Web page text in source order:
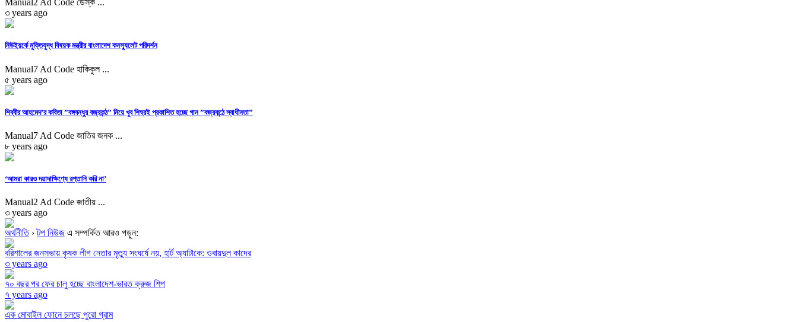
Manual2 Ad Code ডেস্ক ...
৩ years ago
নিউইয়র্কে মুক্তিযুদ্ধ বিষয়ক মন্ত্রীর বাংলাদেশ কনস্যুলেট পরিদর্শন
Manual7 Ad Code হাকিকুল ...
৫ years ago
শিব্বীর আহমেদ’র কবিতা ”বঙ্গবন্ধুর বজ্রকন্ঠ” নিয়ে খুব শিঘ্রই প্রকাশিত হচ্ছে গান ”বজ্রকন্ঠে স্বাধীনতা”
Manual7 Ad Code জাতির জনক ...
৮ years ago
‘আমরা কারও দয়াদাক্ষিণ্যে রপ্তানি করি না’
Manual2 Ad Code জাতীয় ...
৩ years ago
অর্থনীতি›টপ নিউজ এ সম্পর্কিত আরও পড়ুন:
বরিশালের জনসভায় কৃষক লীগ নেতার মৃত্যু সংঘর্ষে নয়, হার্ট অ্যাটাকে: ওবায়দুল কাদের
৩ years ago
৭০ বছর পর ফের চালু হচ্ছে বাংলাদেশ-ভারত ক্রুজ শিপ
৭ years ago
এক মোবাইল ফোনে চলছে পুরো গ্রাম